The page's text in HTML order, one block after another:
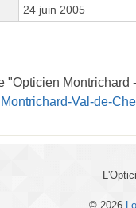
24 juin 2005
"Opticien
Val-de-
© 2026